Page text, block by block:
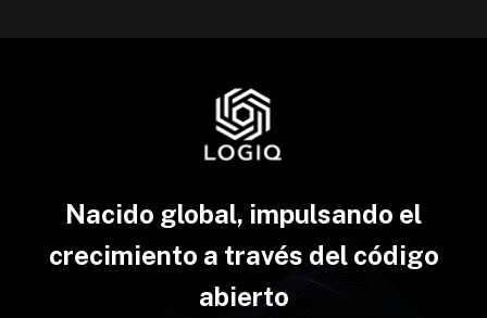
Nacido global, impulsando el
crecimiento a través del código
abierto